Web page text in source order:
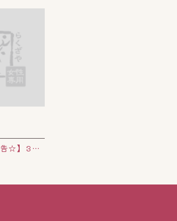
【メルマガ予告☆】3タイプの花粉症に合った、よもぎ蒸しトッピングプレゼントキャンペーン。